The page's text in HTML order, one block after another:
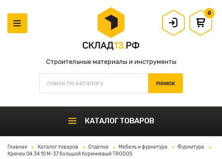
Строительные материалы и инструменты
0
КАТАЛОГ ТОВАРОВ
Главная Каталог товаров Отделка Мебель и фурнитура
Фурнитура
Крючок 04.34.10 М-37 большой Коричневый TRODOS